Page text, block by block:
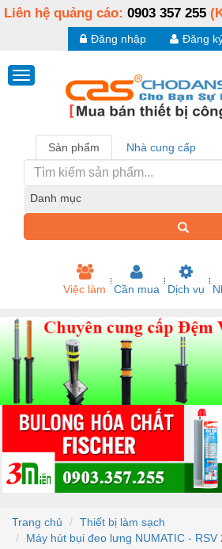
Liên hệ quảng cáo: 0903 357 255
Đăng
Đăng nhập
Sản phẩm Nhà cung cấp
Danh mục
Việc làm Cần mua Dịch vụ
Trang chủ
Thiết bị làm sạch
Máy hút bụi đeo lưng NUMATIC - RSV